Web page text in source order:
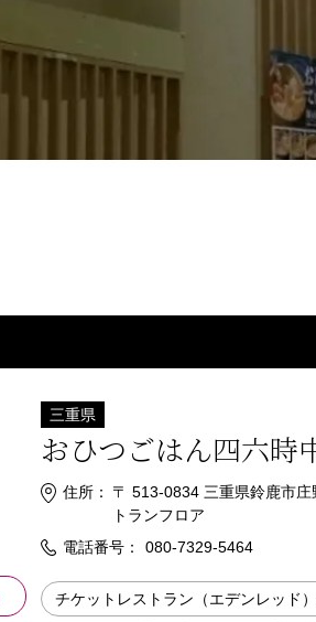
三重県
おひつごはん四六時
住所：
〒 513-0834 三重県鈴鹿市
トランフロア
電話番号：
080-7329-5464
チケットレストラン（エデンレッド